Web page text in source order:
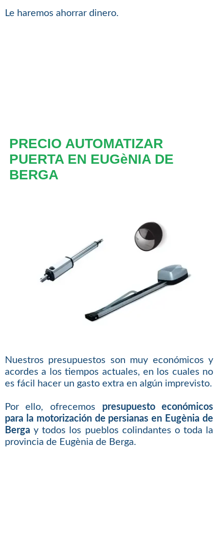
Le haremos ahorrar dinero.
PRECIO AUTOMATIZAR
PUERTA EN EUGèNIA DE
BERGA
Nuestros presupuestos son muy económicos y
acordes a los tiempos actuales, en los cuales no
es fácil hacer un gasto extra en algún imprevisto.
Por ello, ofrecemos presupuesto económicos
para la motorización de persianas en Eugènia de
Berga y todos los pueblos colindantes o toda la
provincia de Eugènia de Berga.